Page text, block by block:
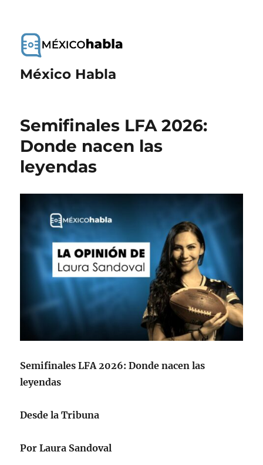
México Habla
Semifinales LFA 2026:
Donde nacen las
leyendas
Semifinales LFA 2026: Donde nacen las
leyendas
Desde la Tribuna
Por Laura Sandoval